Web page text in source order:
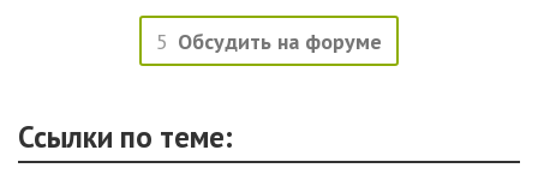
5 Обсудить на форуме
Ссылки по теме: